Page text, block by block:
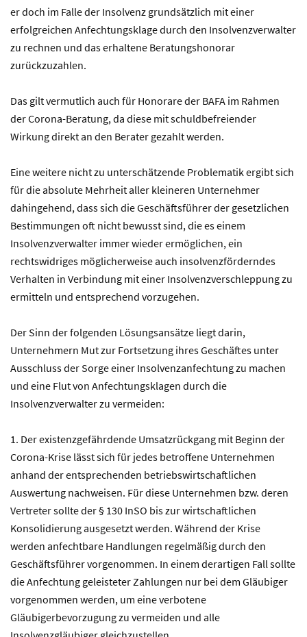
er doch im Falle der Insolvenz grundsätzlich mit einer
erfolgreichen Anfechtungsklage durch den Insolvenzverwalter
zu rechnen und das erhaltene Beratungshonorar
zurückzuzahlen.
Das gilt vermutlich auch für Honorare der BAFA im Rahmen
der Corona-Beratung, da diese mit schuldbefreiender
Wirkung direkt an den Berater gezahlt werden.
Eine weitere nicht zu unterschätzende Problematik ergibt sich
für die absolute Mehrheit aller kleineren Unternehmer
dahingehend, dass sich die Geschäftsführer der gesetzlichen
Bestimmungen oft nicht bewusst sind, die es einem
Insolvenzverwalter immer wieder ermöglichen, ein
rechtswidriges möglicherweise auch insolvenzförderndes
Verhalten in Verbindung mit einer Insolvenzverschleppung zu
ermitteln und entsprechend vorzugehen.
Der Sinn der folgenden Lösungsansätze liegt darin,
Unternehmern Mut zur Fortsetzung ihres Geschäftes unter
Ausschluss der Sorge einer Insolvenzanfechtung zu machen
und eine Flut von Anfechtungsklagen durch die
Insolvenzverwalter zu vermeiden:
1. Der existenzgefährdende Umsatzrückgang mit Beginn der
Corona-Krise lässt sich für jedes betroffene Unternehmen
anhand der entsprechenden betriebswirtschaftlichen
Auswertung nachweisen. Für diese Unternehmen bzw. deren
Vertreter sollte der § 130 InSO bis zur wirtschaftlichen
Konsolidierung ausgesetzt werden. Während der Krise
werden anfechtbare Handlungen regelmäßig durch den
Geschäftsführer vorgenommen. In einem derartigen Fall sollte
die Anfechtung geleisteter Zahlungen nur bei dem Gläubiger
vorgenommen werden, um eine verbotene
Gläubigerbevorzugung zu vermeiden und alle